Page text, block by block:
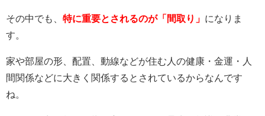
その中でも、 特に重要とされるのが「間取り」 になりま
す。
家や部屋の形、配置、動線などが住む人の健康・金運・人
間関係などに大きく関係するとされているからなんです
ね。